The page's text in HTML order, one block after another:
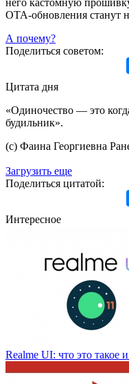
OTA-обновления станут
А почему?
Поделиться советом:
Цитата дня
«Одиночество — это
будильник».
(с) Фаина Георгиевна
Загрузить еще
Поделиться цитатой:
Интересное
Realme UI: что это такое